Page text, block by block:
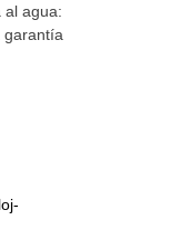
al agua:
garantía